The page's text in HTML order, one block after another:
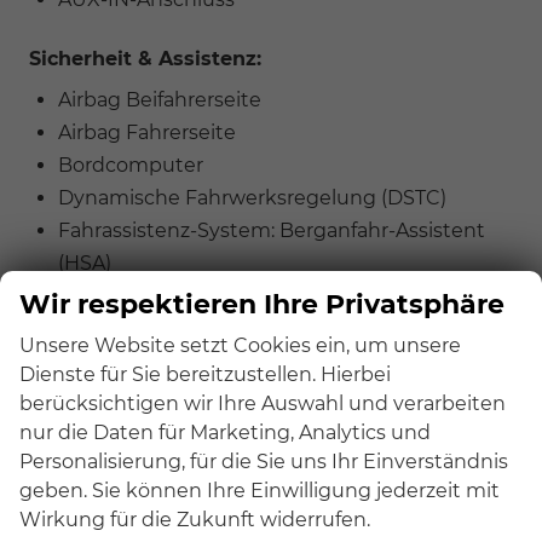
Sicherheit & Assistenz:
Airbag Beifahrerseite
Airbag Fahrerseite
Bordcomputer
Dynamische Fahrwerksregelung (DSTC)
Fahrassistenz-System: Berganfahr-Assistent
(HSA)
Fahrassistenz-System: Bremsassistent
(Autonomer Notbrems-Assistent)
Geschwindigkeits-Regelanlage (Tempomat)
Knieairbag Fahrerseite
Kopf-Airbag-System
Seitenairbag vorn
Start/Stop-Anlage
Wir respektieren Ihre Privatsphäre
Unsere Website setzt Cookies ein, um unsere
Dienste für Sie bereitzustellen. Hierbei
berücksichtigen wir Ihre Auswahl und verarbeiten
nur die Daten für Marketing, Analytics und
Personalisierung, für die Sie uns Ihr Einverständnis
geben. Sie können Ihre Einwilligung jederzeit mit
Wirkung für die Zukunft widerrufen.